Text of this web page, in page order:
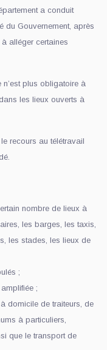
a conduit
du Gouvernement, après
alléger certaines
plus obligatoire à
les lieux ouverts à
recours au télétravail
nombre de lieux à
les barges, les taxis,
les stades, les lieux de
;
;
domicile de traiteurs, de
à particuliers,
que le transport de